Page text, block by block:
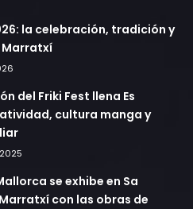
la celebración, tradición y
Marratxí
del Friki Fest llena Es
cultura manga y
se exhibe en Sa
con las obras de